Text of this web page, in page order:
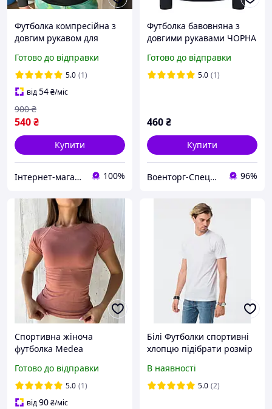
Футболка компресійна з
довгим рукавом для
тренувальна,лонгслів для
тренажерного залу колір
чорний
Готово до відправки
5.0 (1)
від54₴/міс
540₴
900 ₴
Купити
Інтернет-магазин VLADAMARIN 100%
Футболка бавовняна з
довгими рукавами ЧОРНА
Готово до відправки
5.0 (1)
460₴
Купити
Военторг-Спецодежда на Рождественской | ТМ «Спецвик» 96%
Спортивна жіноча
футболка Medea
перфорацією Безшовна
для фітнесу, йоги,
тренувань - Пудрова S
Готово до відправки
5.0 (1)
від90₴/міс
Білі Футболки спортивні
хлопцю підібрати розмір
наложка новою поштою
Стильна футболка
В наявності
5.0 (2)